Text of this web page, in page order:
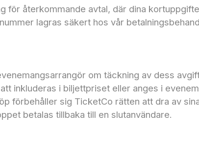
för återkommande avtal, där dina
lagras säkert hos vår
om täckning av dess
inkluderas i biljettpriset eller anges i
förbehåller sig TicketCo rätten att dra av
betalas tillbaka till en slutanvändare.